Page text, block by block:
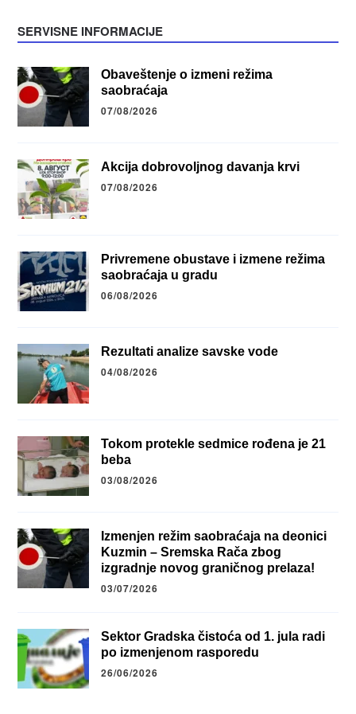
SERVISNE INFORMACIJE
Obaveštenje o izmeni režima
saobraćaja
07/08/2026
Akcija dobrovoljnog davanja krvi
07/08/2026
Privremene obustave i izmene režima
saobraćaja u gradu
06/08/2026
Rezultati analize savske vode
04/08/2026
Tokom protekle sedmice rođena je 21
beba
03/08/2026
Izmenjen režim saobraćaja na deonici
Kuzmin – Sremska Rača zbog
izgradnje novog graničnog prelaza!
03/07/2026
Sektor Gradska čistoća od 1. jula radi
po izmenjenom rasporedu
26/06/2026